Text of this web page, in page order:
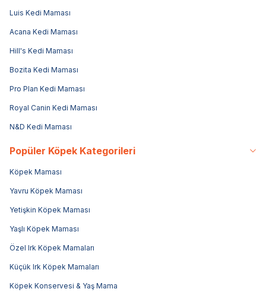
Luis Kedi Maması
Acana Kedi Maması
Hill's Kedi Maması
Bozita Kedi Maması
Pro Plan Kedi Maması
Royal Canin Kedi Maması
N&D Kedi Maması
Popüler Köpek Kategorileri
Köpek Maması
Yavru Köpek Maması
Yetişkin Köpek Maması
Yaşlı Köpek Maması
Özel Irk Köpek Mamaları
Küçük Irk Köpek Mamaları
Köpek Konservesi & Yaş Mama